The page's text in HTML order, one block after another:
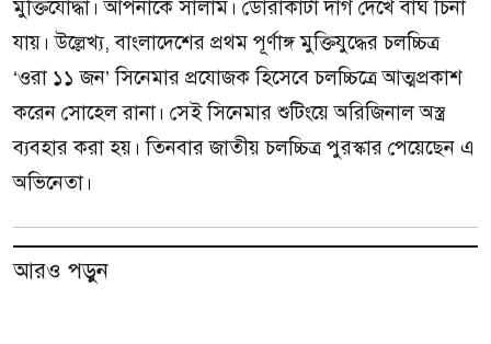
মুক্তিযোদ্ধা। আপনাকে সালাম। ডোরাকাটা দাগ দেখে বাঘ চিনা
যায়। উল্লেখ্য, বাংলাদেশের প্রথম পূর্ণাঙ্গ মুক্তিযুদ্ধের চলচ্চিত্র
‘ওরা ১১ জন’ সিনেমার প্রযোজক হিসেবে চলচ্চিত্রে আত্মপ্রকাশ
করেন সোহেল রানা। সেই সিনেমার শুটিংয়ে অরিজিনাল অস্ত্র
ব্যবহার করা হয়। তিনবার জাতীয় চলচ্চিত্র পুরস্কার পেয়েছেন এ
অভিনেতা।
আরও পড়ুন